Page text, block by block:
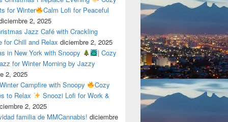
for Winter
Calm Lofi for Peaceful
2, 2025
Jazz Café with Crackling
for Chill and Relax diciembre 2, 2025
in New York with Snoopy
| Cozy
for Winter Morning by Jazzy
2, 2025
Campfire with Snoopy
Cozy
to Relax
Snoozi Lofi for Work &
2, 2025
familia de MMCannabis! diciembre